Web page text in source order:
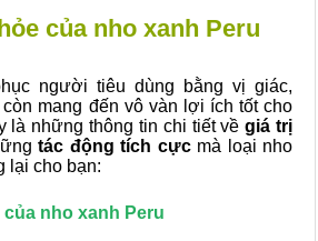
của nho xanh Peru
người tiêu dùng bằng vị giác,
còn mang đến vô vàn lợi ích tốt cho
là những thông tin chi tiết vềgiá trị
tác động tích cực mà loại nho
lại cho bạn:
nho xanh Peru